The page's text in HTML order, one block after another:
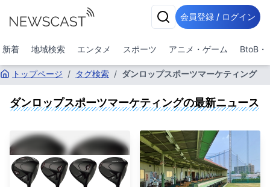
会員登録 / ログイン
新着 地域検索 エンタメ スポーツ アニメ・ゲーム BtoB・
トップページ / タグ検索 / ダンロップスポーツマーケティング
ダンロップスポーツマーケティングの最新ニュース